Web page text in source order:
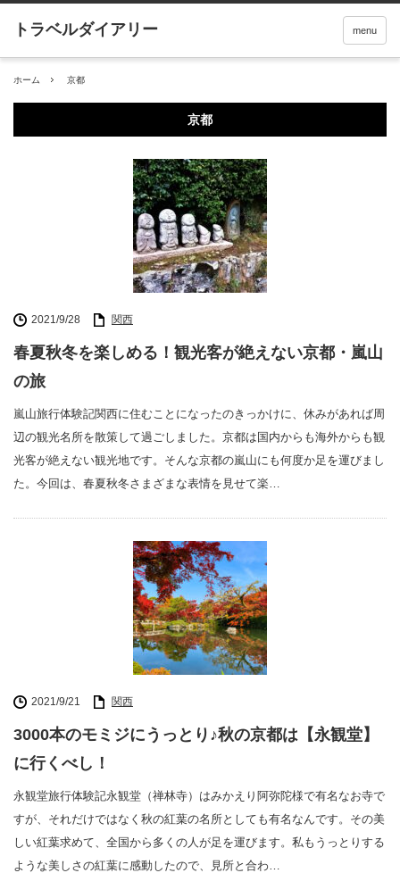
menu
ホーム 京都
京都
2021/9/28 関西
春夏秋冬を楽しめる！観光客が絶えない京都・嵐山
の旅
嵐山旅行体験記関西に住むことになったのきっかけに、休みがあれば周
辺の観光名所を散策して過ごしました。京都は国内からも海外からも観
光客が絶えない観光地です。そんな京都の嵐山にも何度か足を運びまし
た。今回は、春夏秋冬さまざまな表情を見せて楽…
2021/9/21 関西
3000本のモミジにうっとり♪秋の京都は【永観堂】
に行くべし！
永観堂旅行体験記永観堂（禅林寺）はみかえり阿弥陀様で有名なお寺で
すが、それだけではなく秋の紅葉の名所としても有名なんです。その美
しい紅葉求めて、全国から多くの人が足を運びます。私もうっとりする
ような美しさの紅葉に感動したので、見所と合わ…